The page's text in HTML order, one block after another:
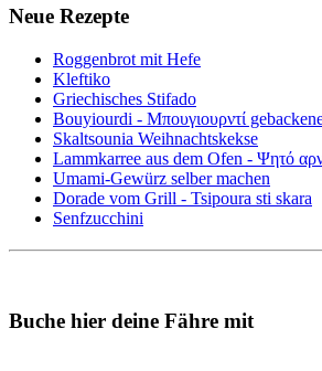
Neue Rezepte
Roggenbrot mit Hefe
Kleftiko
Griechisches Stifado
Bouyiourdi - Μπουγιουρντί
Skaltsounia Weihnachtskekse
Lammkarree aus dem Ofen - Ψητό
Umami-Gewürz selber machen
Dorade vom Grill - Tsipoura sti skara
Senfzucchini
Buche hier deine Fähre mit